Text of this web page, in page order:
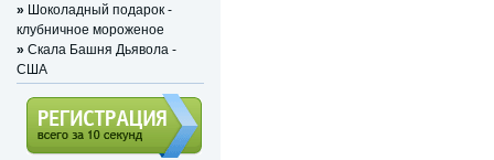
» Шоколадный подарок -
клубничное мороженое
» Скала Башня Дьявола -
США